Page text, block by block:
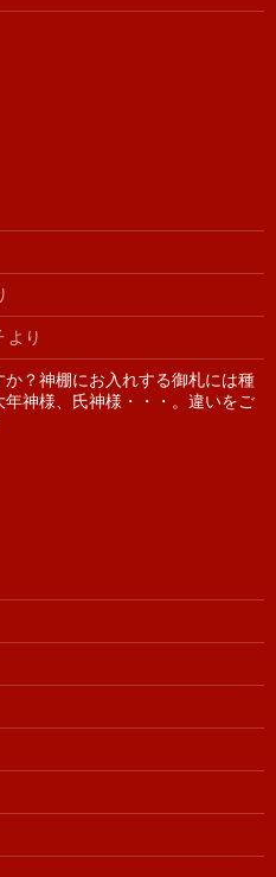
より
？神棚にお入れする御札には種
神様、氏神様・・・。違いをご